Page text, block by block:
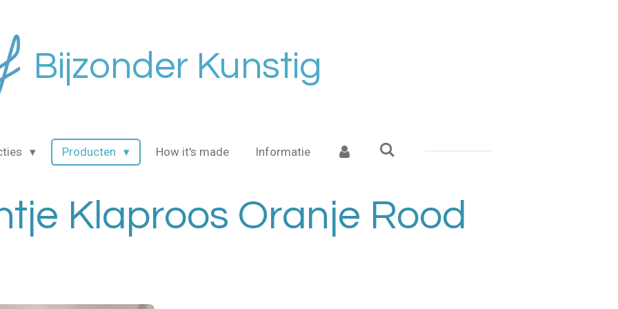
Bijzonder Kunstig
Producten How it's made Informatie
Klaproos Oranje Rood